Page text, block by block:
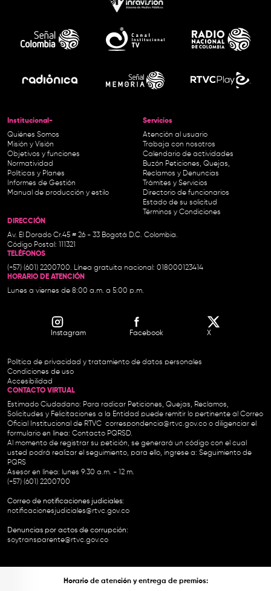
Institucional-
Quiénes Somos
Misión y Visión
Objetivos y funciones
Normatividad
Políticas y Planes
Informes de Gestión
Manual de producción y estilo
Servicios
Atención al usuario
Trabaja con nosotros
Calendario de actividades
Buzón Peticiones, Quejas,
Reclamos y Denuncias
Trámites y Servicios
Directorio de funcionarios
Estado de su solicitud
Términos y Condiciones
DIRECCIÓN
Av. El Dorado Cr.45 # 26 - 33 Bogotá D.C. Colombia.
Código Postal: 111321
TELÉFONOS
(+57) (601) 2200700. Línea gratuita nacional: 018000123414
HORARIO DE ATENCIÓN
Lunes a viernes de 8:00 a.m. a 5:00 p.m.
Instagram Facebook X
Política de privacidad y tratamiento de datos personales
Condiciones de uso
Accesibilidad
CONTACTO VIRTUAL
Estimado Ciudadano: Para radicar Peticiones, Quejas, Reclamos,
Solicitudes y Felicitaciones a la Entidad puede remitir lo pertinente al Correo
Oficial Institucional de RTVC correspondencia@rtvc.gov.co o diligenciar el
formulario en línea: Contacto PQRSD.
Al momento de registrar su petición, se generará un código con el cual
usted podrá realizar el seguimiento, para ello, ingrese a: Seguimiento de
PQRS
Asesor en línea: lunes 9:30 a.m. - 12 m.
(+57) (601) 2200700
Correo de notificaciones judiciales:
notificacionesjudiciales@rtvc.gov.co
Denuncias por actos de corrupción:
soytransparente@rtvc.gov.co
Horario de atención y entrega de premios: